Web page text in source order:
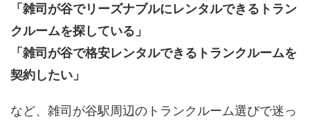
「雑司が谷でリーズナブルにレンタルできるトラン
クルームを探している」
「雑司が谷で格安レンタルできるトランクルームを
契約したい」
など、雑司が谷駅周辺のトランクルーム選びで迷っ